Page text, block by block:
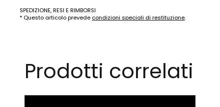
SPEDIZIONE, RESI E RIMBORSI
* Questo articolo prevede condizioni speciali di restituzione.
Prodotti correlati